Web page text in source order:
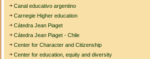
Canal educativo argentino
Carnegie Higher education
Cátedra Jean Piaget
Cátedra Jean Piaget - Chile
Center for Character and Citizenship
Center for education, equity and diversity